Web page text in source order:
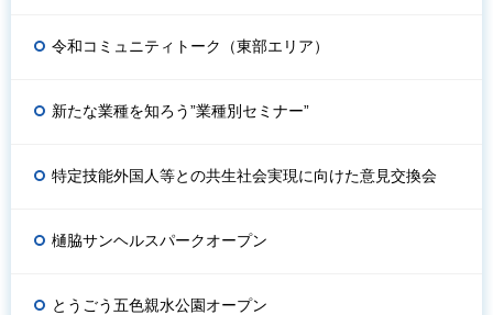
令和コミュニティトーク（東部エリア）
新たな業種を知ろう”業種別セミナー”
特定技能外国人等との共生社会実現に向けた意見交換会
樋脇サンヘルスパークオープン
とうごう五色親水公園オープン